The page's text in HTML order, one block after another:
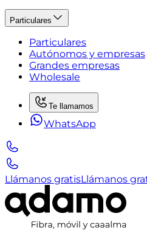
Particulares
Particulares
Autónomos y empresas
Grandes empresas
Wholesale
Te llamamos
WhatsApp
Llámanos gratisLlámanos